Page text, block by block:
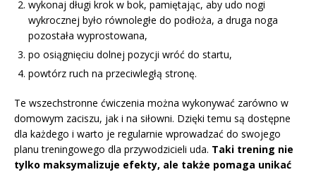
wykonaj długi krok w bok, pamiętając, aby udo nogi
wykrocznej było równoległe do podłoża, a druga noga
pozostała wyprostowana,
po osiągnięciu dolnej pozycji wróć do startu,
powtórz ruch na przeciwległą stronę.
Te wszechstronne ćwiczenia można wykonywać zarówno w
domowym zaciszu, jak i na siłowni. Dzięki temu są dostępne
dla każdego i warto je regularnie wprowadzać do swojego
planu treningowego dla przywodzicieli uda. Taki trening nie
tylko maksymalizuje efekty, ale także pomaga unikać